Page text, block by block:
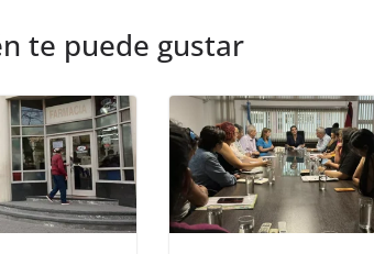
te puede gustar